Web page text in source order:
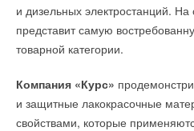
и дизельных электростанций.
представит самую
товарной категории.
Компания «Курс»
и защитные лакокрасочные
свойствами, которые
В Китае принят трёхлетний
сокращению выбросов в
НОВОСТИ СОК 23 ИЮНЯ 2026
Комментарии